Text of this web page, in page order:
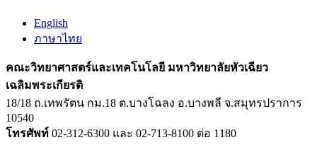
English
ภาษาไทย
คณะวิทยาศาสตร์และเทคโนโลยี มหาวิทยาลัยหัวเฉียว
เฉลิมพระเกียรติ
18/18 ถ.เทพรัตน กม.18 ต.บางโฉลง อ.บางพลี จ.สมุทรปราการ
10540
โทรศัพท์ 02-312-6300 และ 02-713-8100 ต่อ 1180